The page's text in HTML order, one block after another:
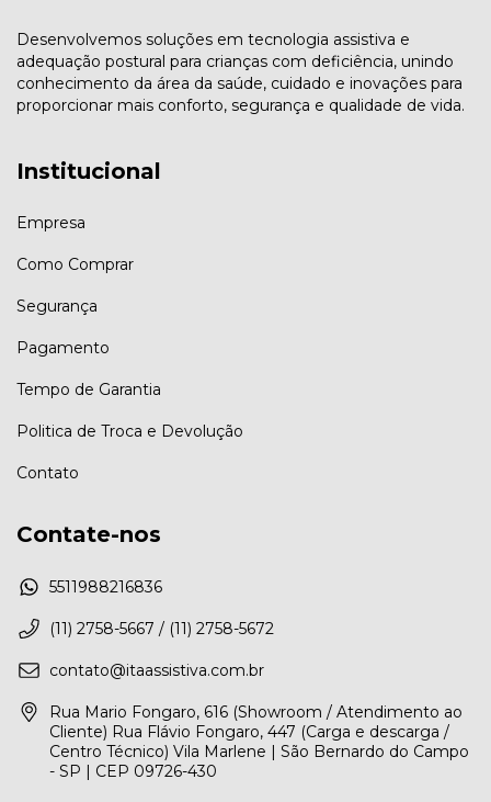
Desenvolvemos soluções em tecnologia assistiva e
adequação postural para crianças com deficiência, unindo
conhecimento da área da saúde, cuidado e inovações para
proporcionar mais conforto, segurança e qualidade de vida.
Institucional
Empresa
Como Comprar
Segurança
Pagamento
Tempo de Garantia
Politica de Troca e Devolução
Contato
Contate-nos
5511988216836
(11) 2758-5667 / (11) 2758-5672
contato@itaassistiva.com.br
Rua Mario Fongaro, 616 (Showroom / Atendimento ao
Cliente) Rua Flávio Fongaro, 447 (Carga e descarga /
Centro Técnico) Vila Marlene | São Bernardo do Campo
- SP | CEP 09726-430